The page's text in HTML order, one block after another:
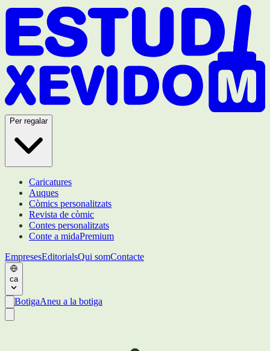
Per regalar
Caricatures
Auques
Còmics personalitzats
Revista de còmic
Contes personalitzats
Conte a midaPremium
EmpresesEditorialsQui somContacte
ca
BotigaAneu a la botiga